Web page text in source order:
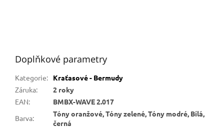
Doplňkové parametry
Kategorie:
Kraťasové - Bermudy
Záruka:
2 roky
EAN:
BMBX-WAVE 2.017
Barva:
Tóny oranžové, Tóny zelené, Tóny modré, Bílá,
černá